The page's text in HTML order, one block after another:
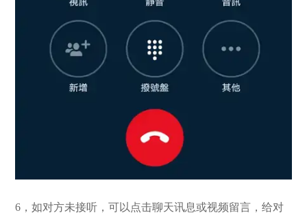
6，如对方未接听，可以点击聊天讯息或视频留言，给对